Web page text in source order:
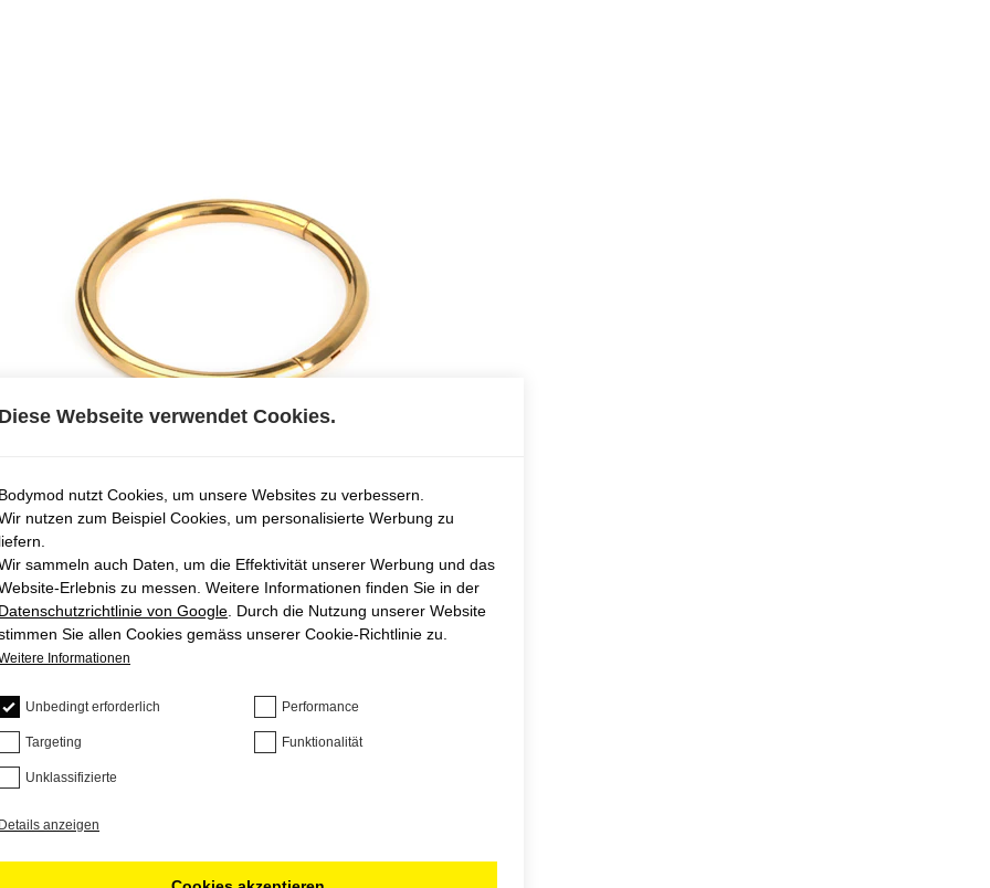
Webseite verwendet Cookies.
nutzt Cookies, um unsere Websites zu verbessern.
nutzen zum Beispiel Cookies, um personalisierte Werbung zu
sammeln auch Daten, um die Effektivität unserer Werbung und das
Erlebnis zu messen. Weitere Informationen finden Sie in der
von Google . Durch die Nutzung unserer Website
Sie allen Cookies gemäss unserer Cookie-Richtlinie zu.
Informationen
Unbedingt erforderlich Performance
Targeting Funktionalität
Unklassifizierte
anzeigen